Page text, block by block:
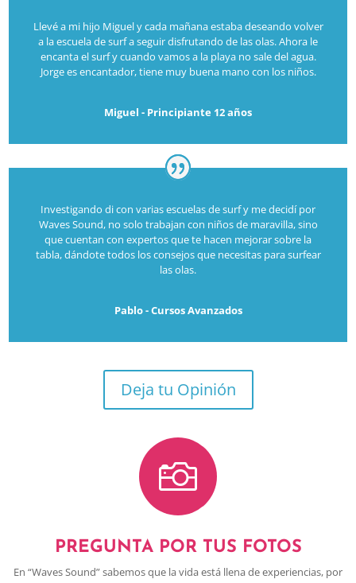
Llevé a mi hijo Miguel y cada mañana estaba deseando volver
a la escuela de surf a seguir disfrutando de las olas. Ahora le
encanta el surf y cuando vamos a la playa no sale del agua.
Jorge es encantador, tiene muy buena mano con los niños.
Miguel - Principiante 12 años
Investigando di con varias escuelas de surf y me decidí por
Waves Sound, no solo trabajan con niños de maravilla, sino
que cuentan con expertos que te hacen mejorar sobre la
tabla, dándote todos los consejos que necesitas para surfear
las olas.
Pablo - Cursos Avanzados
Deja tu Opinión

PREGUNTA POR TUS FOTOS
En “Waves Sound” sabemos que la vida está llena de experiencias, por